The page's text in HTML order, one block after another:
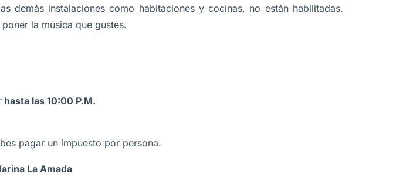
demás instalaciones como habitaciones y cocinas, no están habilitadas.
la música que gustes.
hasta las 10:00 P.M.
pagar un impuesto por persona.
La Amada